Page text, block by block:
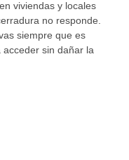
viviendas y locales
no responde.
siempre que es
sin dañar la